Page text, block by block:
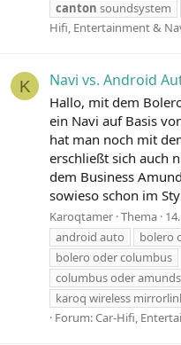
canton soundsystem
Hifi, Entertainment &
K Navi vs. Android
Hallo, mit dem
ein Navi auf Basis
hat man noch mit
erschließt sich auch
dem Business
sowieso schon im
Karoqtamer Thema
android auto
bolero
bolero oder columbus
columbus oder
karoq wireless
Forum:Car-Hifi,